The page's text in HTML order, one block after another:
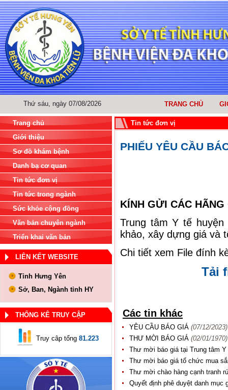
Thứ sáu, ngày 07/08/2026 TRANG CHỦ
Trang chủ
Giới thiệu
Sơ đồ khám bệnh
Danh bạ cơ quan
Tin tức đơn vị
Tin tức trong ngành
Sức khỏe cộng đồng
Văn bản chuyên ngành
Triển khai văn bản
LIÊN KẾT WEBSITE
Tỉnh Hưng Yên
Sở, Ban, Ngành tỉnh HY
THỐNG KÊ TRUY CẬP
Truy câp tổng 81.223
Tin tức đơn vị
PHIẾU YÊU CẦU
KÍNH GỬI CÁC HÃNG
Trung tâm Y tế
khảo, xây dựng giá và
Chi tiết xem File đính
Tải
Các tin khác
YÊU CẦU BÁO GIÁ (07/12/2023)
THƯ MỜI BÁO GIÁ (02/01/1970)
Thư mời báo giá tại Trung tâm
Thư mời báo giá tổ chức mua
Thư mời chào hàng cạnh tranh
Quyết định phê duyệt danh mục